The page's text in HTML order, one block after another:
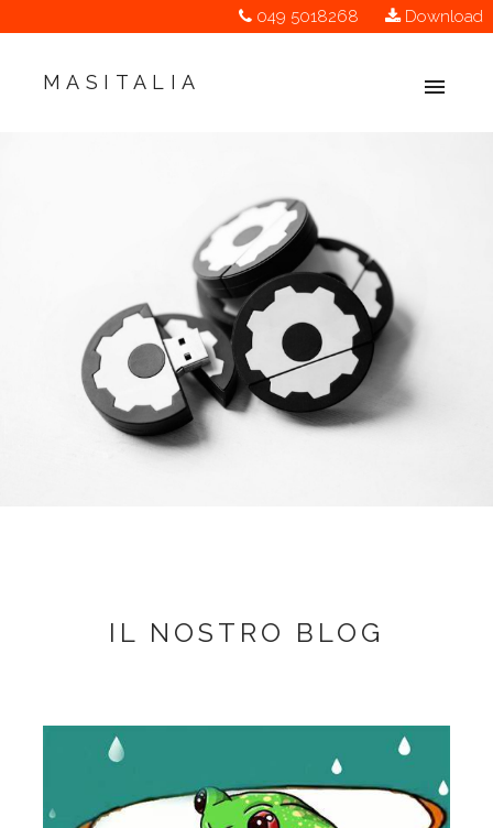
049 5018268 Download
MASITALIA
IL NOSTRO BLOG